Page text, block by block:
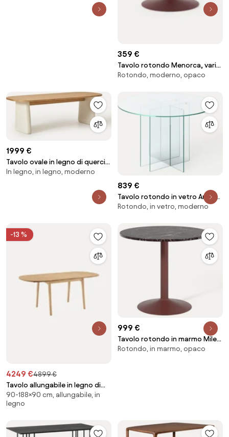
359 €
Tavolo rotondo Menorca, varie
misure
Rotondo, moderno, opaco
1999 €
Tavolo ovale in legno di quercia
Dune, varie misure
In legno, in legno, moderno
839 €
Tavolo rotondo in vetro Anouk,
varie misure
Rotondo, in vetro, moderno
-13 %
4249 €4899 €
Tavolo allungabile in legno di
quercia CH002, 90 - 188 x 90 cm
90-188×90 cm, allungabile, in
legno
999 €
Tavolo rotondo in marmo Miley,
Ø 90 cm
Rotondo, in marmo, opaco